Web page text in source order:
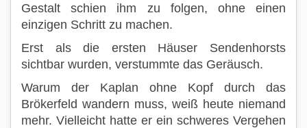
Gestalt schien ihm zu folgen, ohne einen
einzigen Schritt zu machen.
Erst als die ersten Häuser Sendenhorsts
sichtbar wurden, verstummte das Geräusch.
Warum der Kaplan ohne Kopf durch das
Brökerfeld wandern muss, weiß heute niemand
mehr. Vielleicht hatte er ein schweres Vergehen